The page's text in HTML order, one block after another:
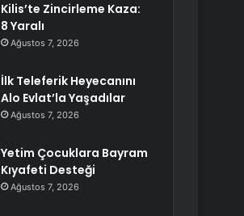
Kilis’te Zincirleme Kaza:
8 Yaralı
Ağustos 7, 2026
İlk Teleferik Heyecanını
Alo Evlat’la Yaşadılar
Ağustos 7, 2026
Yetim Çocuklara Bayram
Kıyafeti Desteği
Ağustos 7, 2026